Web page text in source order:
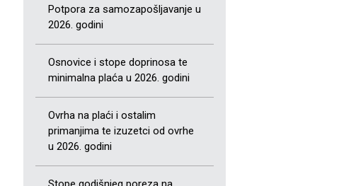
Potpora za samozapošljavanje u
2026. godini
Osnovice i stope doprinosa te
minimalna plaća u 2026. godini
Ovrha na plaći i ostalim
primanjima te izuzetci od ovrhe
u 2026. godini